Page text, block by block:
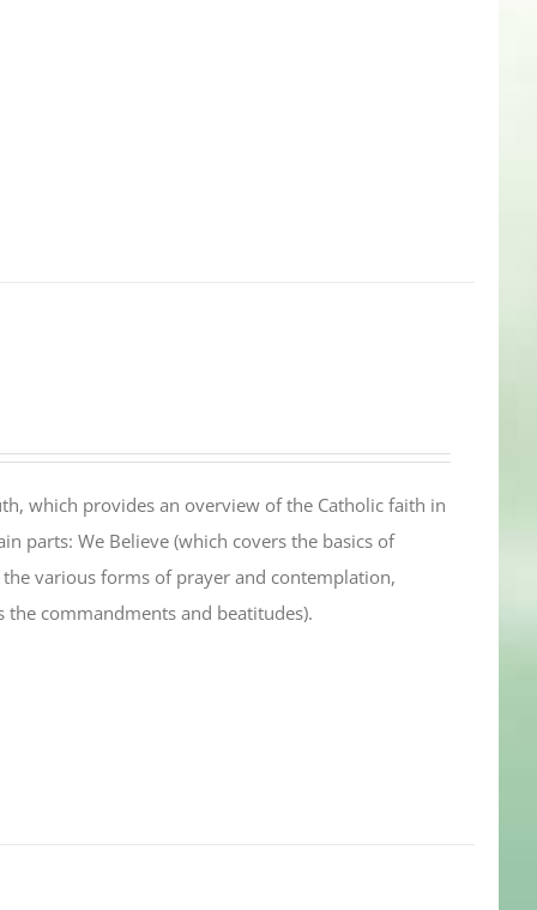
which provides an overview of the Catholic faith in
parts: We Believe (which covers the basics of
various forms of prayer and contemplation,
the commandments and beatitudes).